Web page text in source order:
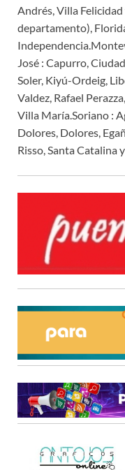
Andrés, Villa
departamento),
José : Capurro,
Soler, Kiyú-Ordeig,
Valdez, Rafael
Villa María.Soriano :
Dolores, Dolores,
Risso, Santa Catalina